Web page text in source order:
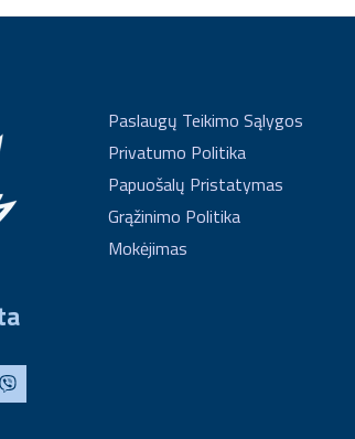
Paslaugų Teikimo Sąlygos
Privatumo Politika
Papuošalų Pristatymas
Grąžinimo Politika
Mokėjimas